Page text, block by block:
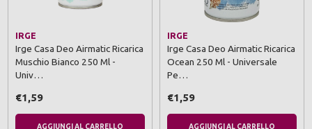
IRGE
Irge Casa Deo Airmatic Ricarica
Muschio Bianco 250 Ml -
Univ…
€1,59
AGGIUNGI AL CARRELLO
IRGE
Irge Casa Deo Airmatic Ricarica
Ocean 250 Ml - Universale
Pe…
€1,59
AGGIUNGI AL CARRELLO